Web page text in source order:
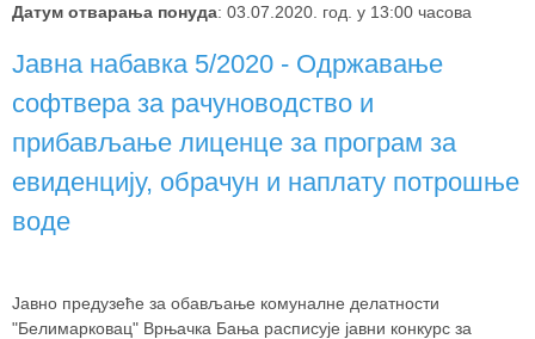
Датум отварања понуда: 03.07.2020. год. у 13:00 часова
Јавна набавка 5/2020 - Одржавање
софтвера за рачуноводство и
прибављање лиценце за програм за
евиденцију, обрачун и наплату потрошње
воде
Јавно предузеће за обављање комуналне делатности
"Белимарковац" Врњачка Бања расписује јавни конкурс за